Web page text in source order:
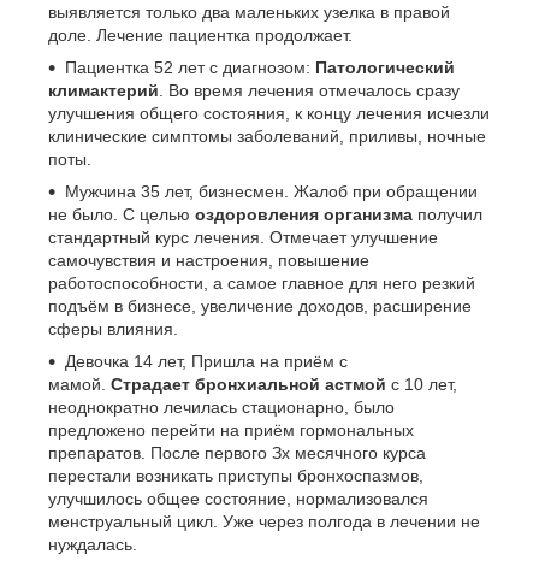
выявляется только два маленьких узелка в правой
доле. Лечение пациентка продолжает.
Пациентка 52 лет с диагнозом: Патологический
климактерий . Во время лечения отмечалось сразу
улучшения общего состояния, к концу лечения исчезли
клинические симптомы заболеваний, приливы, ночные
поты.
Мужчина 35 лет, бизнесмен. Жалоб при обращении
не было. С целью оздоровления организма получил
стандартный курс лечения. Отмечает улучшение
самочувствия и настроения, повышение
работоспособности, а самое главное для него резкий
подъём в бизнесе, увеличение доходов, расширение
сферы влияния.
Девочка 14 лет, Пришла на приём с
мамой. Страдает бронхиальной астмой с 10 лет,
неоднократно лечилась стационарно, было
предложено перейти на приём гормональных
препаратов. После первого Зх месячного курса
перестали возникать приступы бронхоспазмов,
улучшилось общее состояние, нормализовался
менструальный цикл. Уже через полгода в лечении не
нуждалась.